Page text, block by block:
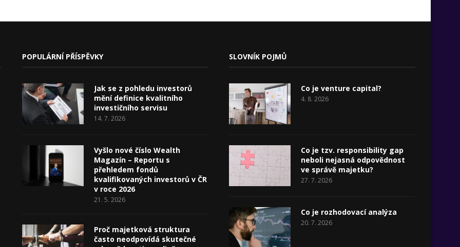
POPULÁRNÍ PŘÍSPĚVKY
Jak se z pohledu investorů
mění definice kvalitního
investičního servisu
14. 7. 2026
Vyšlo nové číslo Wealth
Magazín – Reportu s
přehledem fondů
kvalifikovaných investorů v ČR
v roce 2026
21. 5. 2026
Proč majetková struktura
často neodpovídá skutečné
SLOVNÍK POJMŮ
Co je venture capital?
4. 8. 2026
Co je tzv. responsibility gap
neboli nejasná odpovědnost
ve správě majetku?
27. 7. 2026
Co je rozhodovací analýza
20. 7. 2026